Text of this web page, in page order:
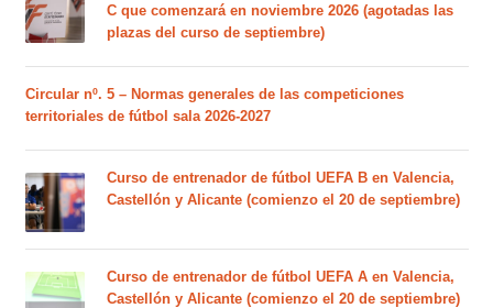
C que comenzará en noviembre 2026 (agotadas las
plazas del curso de septiembre)
Circular nº. 5 – Normas generales de las competiciones
territoriales de fútbol sala 2026-2027
Curso de entrenador de fútbol UEFA B en Valencia,
Castellón y Alicante (comienzo el 20 de septiembre)
Curso de entrenador de fútbol UEFA A en Valencia,
Castellón y Alicante (comienzo el 20 de septiembre)